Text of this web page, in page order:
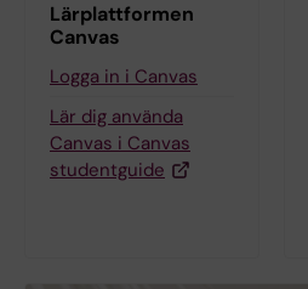
Lärplattformen
Canvas
Logga in i Canvas
Lär dig använda
Canvas i Canvas
studentguide